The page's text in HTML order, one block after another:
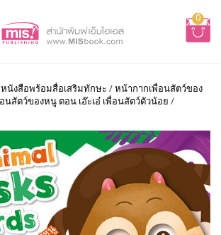
0
หนังสือพร้อมสื่อเสริมทักษะ /หน้ากากเพื่อนสัตว์ของ
นสัตว์ของหนู ตอน เอ๊ะเอ๋ เพื่อนสัตว์ตัวน้อย /